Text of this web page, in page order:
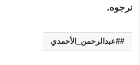
نرجوه.
#عبدالرحمن_الأحمدي